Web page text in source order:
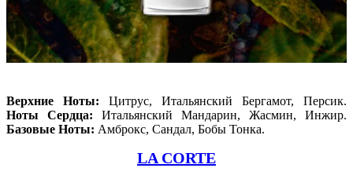
Верхние Ноты: Цитрус, Итальянский Бергамот, Персик.
Ноты Сердца: Итальянский Мандарин, Жасмин, Инжир.
Базовые Ноты: Амброкс, Сандал, Бобы Тонка.
LA CORTE